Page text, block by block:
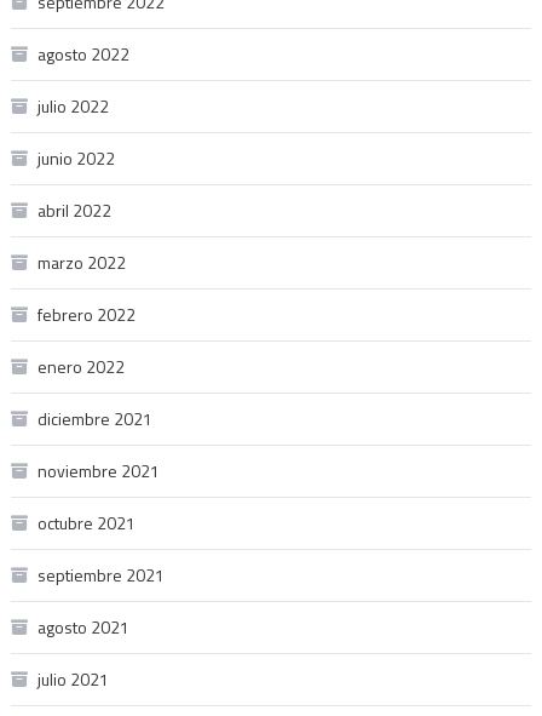
agosto 2022
julio 2022
junio 2022
abril 2022
marzo 2022
febrero 2022
enero 2022
diciembre 2021
noviembre 2021
octubre 2021
septiembre 2021
agosto 2021
julio 2021